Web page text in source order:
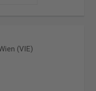
(VIE)